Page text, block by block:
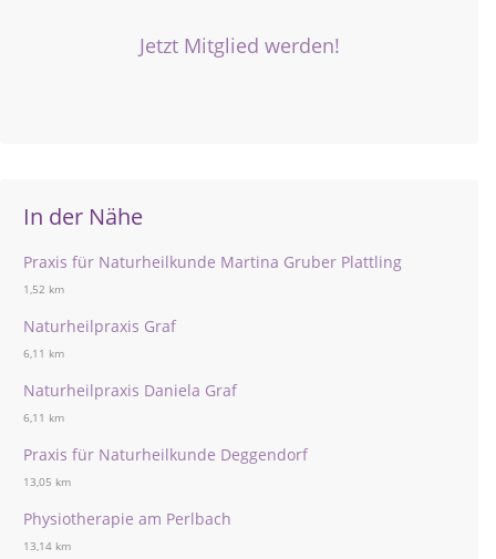
Jetzt Mitglied werden!
In der Nähe
Praxis für Naturheilkunde Martina Gruber Plattling
1,52 km
Naturheilpraxis Graf
6,11 km
Naturheilpraxis Daniela Graf
6,11 km
Praxis für Naturheilkunde Deggendorf
13,05 km
Physiotherapie am Perlbach
13,14 km